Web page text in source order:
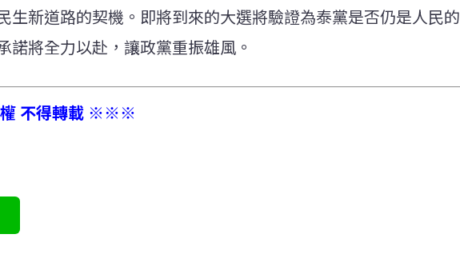
生新道路的契機。即將到來的大選將驗證為泰黨是否仍是人民的
諾將全力以赴，讓政黨重振雄風。
不得轉載 ※※※